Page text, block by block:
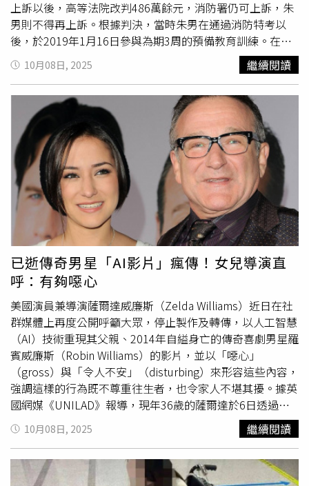
時園區多數區域拍照效果佳，可提供良好打卡體驗。
上訴以後，高等法院改判486萬餘元，消防署仍可上訴，朱
男則不得再上訴。根據判決，當時朱男在通過消防特考以
後，於2019年1月16日參與為期3周的預備教育訓練。在教
育訓練期間，教育班長違法指示朱男以及其他學員在穿著皮
鞋且未使用任何輔具狀況下，實施課程配當表未規定且具高
度危險的堆疊訓練。在訓練過程中，朱男前方的學員，因為
體力不支摔倒，但當時其雙腿仍在朱男頸部，最終導致朱男
頸椎第4-5節椎間盤突出破裂併脊髓損傷及脊髓神經壓迫。
而朱男在接受手術以後，至今仍行動不便，不僅不能跑、
跳，甚至連握筆寫字都有問題，生活起居需由父母照顧。一
審法院認為，堆疊訓練已經逾越訓練範圍，構成裁量濫用，
消防署需賠償496萬餘元，兩造均不服提出上訴至二審。而
在高院審理後，認為消防署對朱男等受訓學員實施系爭預備
訓練，構成裁量逾越及濫用之過失，且朱男所受傷害與堆疊
訓練有因果關係，但朱男就醫囑休養 3 個月不得請求看護
費，因此改判消防署須賠償486萬4915元。
10月08日, 2025 繼續閱讀
已逝傳奇男星「AI影片」瘋傳！女兒導演直
呼：有夠噁心
美國演員兼導演薩爾達威廉斯（Zelda Williams）近日在社
群媒體上再度公開呼籲大眾，停止製作及轉傳，以人工智慧
（AI）技術重現其父親、2014年自縊身亡的傳奇喜劇男星羅
賓威廉斯（Robin Williams）的影片，並以「噁心」
（gross）與「令人不安」（disturbing）來形容這些內容，
強調這樣的行為既不尊重往生者，也令家人不堪其擾。據英
國網媒《UNILAD》報導，現年36歲的薩爾達於6日透過
Instagram限時動態發表聲明，語氣激動地寫道：「拜託，
不要再傳AI生成的爸爸影片給我了。請不要以為我想看，或
以為我能理解，我既不想，也不會理解。如果你只是想惡意
挑釁，我看過更糟的，我會封鎖你然後繼續過我的生活。若
10月08日, 2025 繼續閱讀